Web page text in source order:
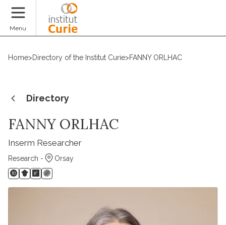
Menu
Home>Directory of the Institut Curie>FANNY ORLHAC
Directory
FANNY ORLHAC
Inserm Researcher
Research - Orsay